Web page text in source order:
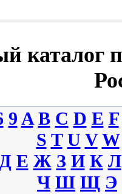
каталог
9 A B C D E F
S T U V W
Е Ж З И К Л
Ч Ш Щ Э